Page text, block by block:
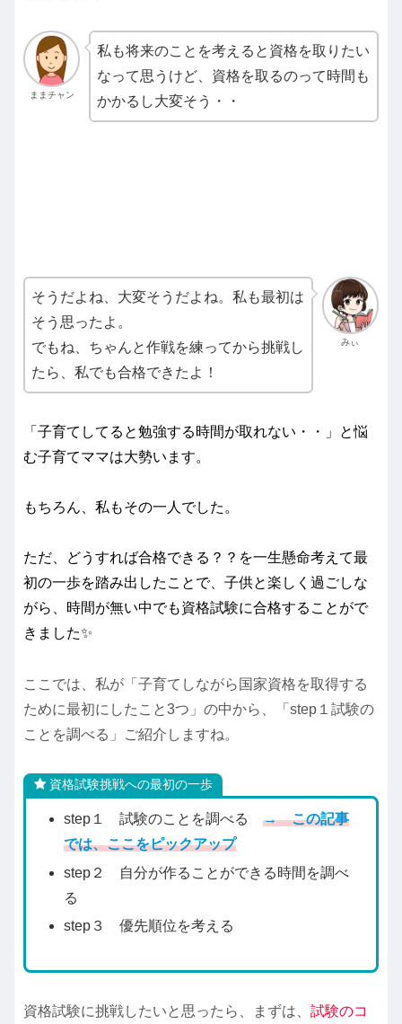
ままチャン
私も将来のことを考えると資格を取りたい
なって思うけど、資格を取るのって時間も
かかるし大変そう・・
みぃ
そうだよね、大変そうだよね。私も最初は
そう思ったよ。
でもね、ちゃんと作戦を練ってから挑戦し
たら、私でも合格できたよ！
「子育てしてると勉強する時間が取れない・・」と悩
む子育てママは大勢います。
もちろん、私もその一人でした。
ただ、どうすれば合格できる？？を一生懸命考えて最
初の一歩を踏み出したことで、子供と楽しく過ごしな
がら、時間が無い中でも資格試験に合格することがで
きました✨
ここでは、私が「子育てしながら国家資格を取得する
ために最初にしたこと3つ」の中から、「step１試験の
ことを調べる」ご紹介しますね。
資格試験挑戦への最初の一歩
step１ 試験のことを調べる → この記事
では、ここをピックアップ
step２ 自分が作ることができる時間を調べ
る
step３ 優先順位を考える
資格試験に挑戦したいと思ったら、まずは、 試験のコ